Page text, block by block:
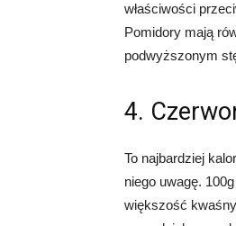
właściwości
Pomidory mają
podwyższonym
4.
To najbardziej
niego uwagę.
większość